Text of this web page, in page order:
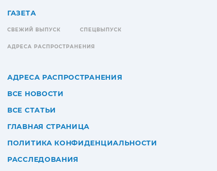
ГАЗЕТА
СВЕЖИЙ ВЫПУСК СПЕЦВЫПУСК
АДРЕСА РАСПРОСТРАНЕНИЯ
АДРЕСА РАСПРОСТРАНЕНИЯ
ВСЕ НОВОСТИ
ВСЕ СТАТЬИ
ГЛАВНАЯ СТРАНИЦА
ПОЛИТИКА КОНФИДЕНЦИАЛЬНОСТИ
РАССЛЕДОВАНИЯ